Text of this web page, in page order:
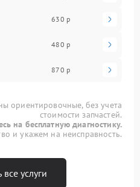
630 р
480 р
870 р
ориентировочные, без учета
стоимости запчастей.
на бесплатную диагностику.
и укажем на неисправность.
все услуги